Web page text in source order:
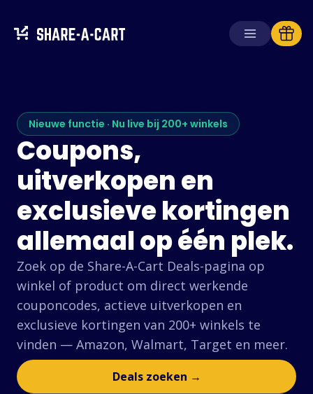
aanmaken
Oplossingen
Voor consumenten
Voor scholen
Voor ondernemingen
HaalPlus+
Inloggen
Ondersteunde winkels
Veelgestelde vragen
Handleidingen
Nieuwe functie · Nu live bij 200+ winkels
Coupons,
uitverkopen en
exclusieve kortingen
allemaal op één plek.
Zoek op de Share-A-Cart Deals-pagina op
winkel of product om direct werkende
couponcodes, actieve uitverkopen en
exclusieve kortingen van 200+ winkels te
vinden — Amazon, Walmart, Target en meer.
Deals zoeken →